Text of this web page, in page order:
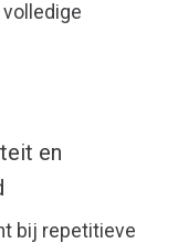
en
bij repetitieve